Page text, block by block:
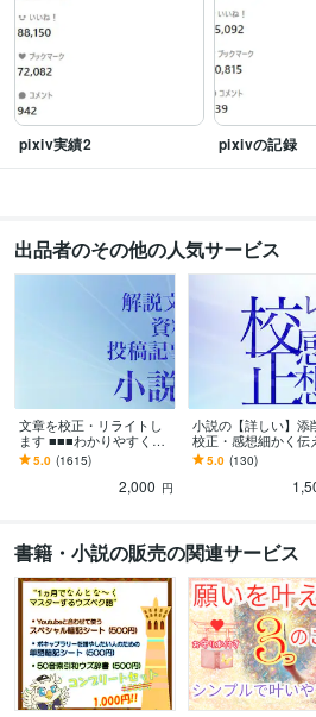
中学校教諭免許 取得年 : 2002年
高等学校教諭免許 取得年 : 2002年
情報処理技術者（基本情報技術者）
日商簿記検定3級
ビジネス・クリエイティブツール
Word:20年一太郎:20年
を書きます 発達障害に関する配慮が必要な依
IT マンガ アニメ 小説 発達障害 ゲーム
住まい・美容・生活相談 一次創作、二次創
小説 動画 電子
日本語
pixiv実績2 pixivの記録
出品者のその他の人気サービス
文章を校正・リライトし
ます ■■■わかりやすく、
加筆、クオリティUP等ご
要望通りに■■■
5.0 (1615)
2,000 円
小説の【詳しい】添
校正・感想細かく伝
す 【長編OK】誤字、
列矛盾、不足表現、
手の誤認、推敲等
5.0 (130)
書籍・小説の販売の関連サービス